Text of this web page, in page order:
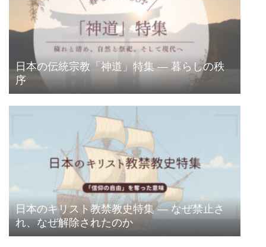
日本の伝統宗教「神道」特集 ― 暮らしの秩
序
日本のキリスト教禁教史特集 ― なぜ禁止さ
れ、なぜ解除されたのか